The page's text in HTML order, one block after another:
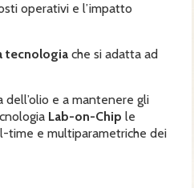
operativi e l’impatto
tecnologia che si adatta ad
e a mantenere gli
Lab-on-Chip le
time e multiparametriche dei